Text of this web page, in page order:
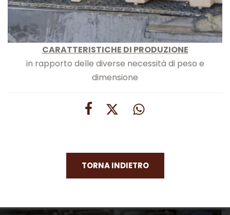
CARATTERISTICHE DI PRODUZIONE
in rapporto delle diverse necessità di peso e
dimensione
TORNA INDIETRO